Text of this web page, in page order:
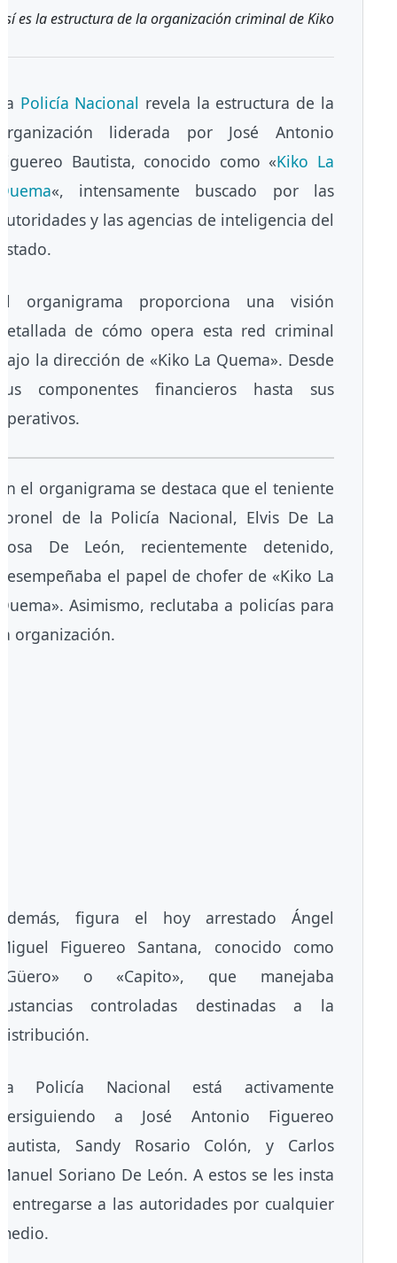
es la estructura de la organización criminal de Kiko La
Policía Nacional revela la estructura de la
liderada por José Antonio
Bautista, conocido como «Kiko La
«, intensamente buscado por las
y las agencias de inteligencia del
organigrama proporciona una visión
de cómo opera esta red criminal
la dirección de «Kiko La Quema». Desde
componentes financieros hasta sus
el organigrama se destaca que el teniente
de la Policía Nacional, Elvis De La
De León, recientemente detenido,
el papel de chofer de «Kiko La
Asimismo, reclutaba a policías para
organización.
figura el hoy arrestado Ángel
Figuereo Santana, conocido como
o «Capito», que manejaba
controladas destinadas a la
Policía Nacional está activamente
a José Antonio Figuereo
Sandy Rosario Colón, y Carlos
Soriano De León. A estos se les insta
entregarse a las autoridades por cualquier